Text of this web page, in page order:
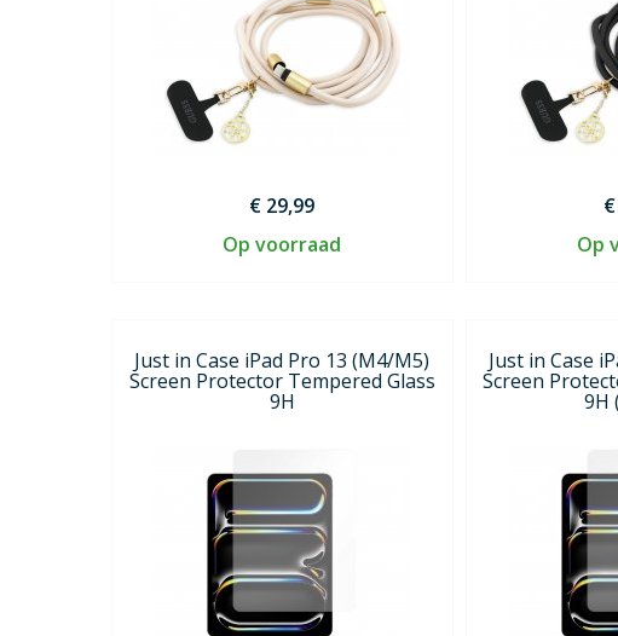
€ 29,99
Op voorraad
Op
Just in Case iPad Pro 13 (M4/M5)
Screen Protector Tempered Glass
9H
Just in Case
Screen
9H